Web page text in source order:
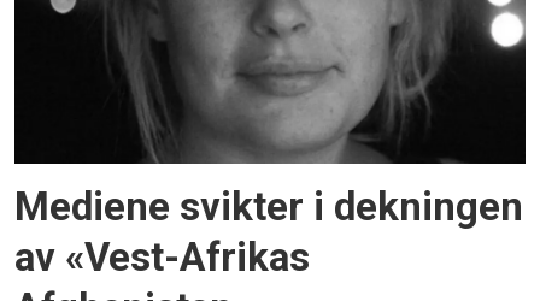
Mediene svikter i dekningen
av «Vest-Afrikas